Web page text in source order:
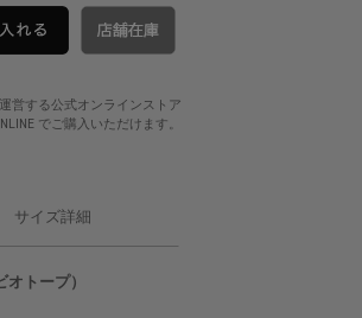
営する公式オンラインストア
でご購入いただけます。
サイズ詳細
トープ）